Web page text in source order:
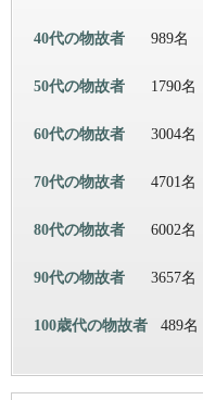
40代の物故者 989名
50代の物故者 1790名
60代の物故者 3004名
70代の物故者 4701名
80代の物故者 6002名
90代の物故者 3657名
100歳代の物故者 489名